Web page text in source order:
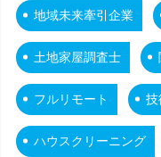
地域未来牽引企業
土地家屋調査士
フルリモート 技
ハウスクリーニング